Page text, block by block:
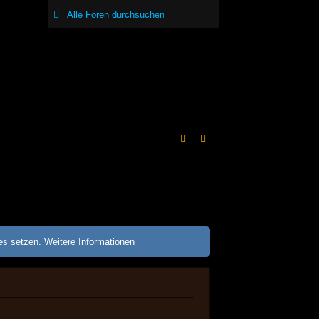
setzen.Weitere Informationen